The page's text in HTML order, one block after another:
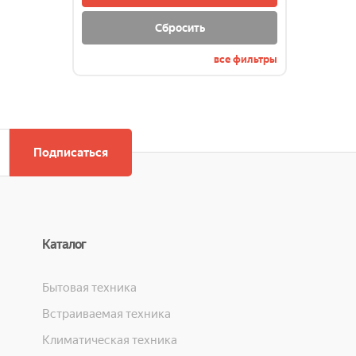
SIEMENS
SUPRA
Бирюса
ДОН
Сбросить
все фильтры
Подписаться
Каталог
Бытовая техника
Встраиваемая техника
Климатическая техника